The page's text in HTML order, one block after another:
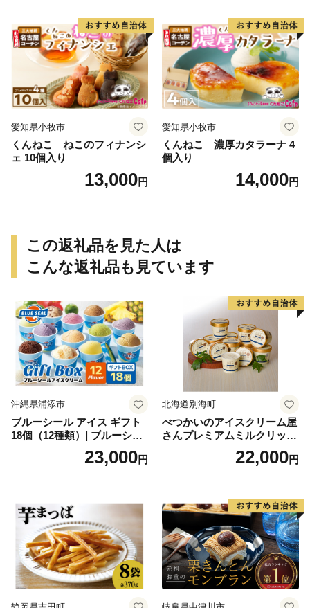
愛知県小牧市
くんねこ ねこのフィナンシ
ェ 10個入り
13,000円
愛知県小牧市
くんねこ 濃厚カタラーナ 4
個入り
14,000円
この返礼品を見た人は
こんな返礼品も見ています
沖縄県浦添市
ブルーシール アイス ギフト
18個（12種類）| ブルーシー
ルアイス ブルーシールアイ
スクリーム 着日指定可能 送
誕生日 カップ 詰め合わせ バ
ラエティ | バニラ チョコレー
ト ストロベリー ピスタチオ
バニラ＆クッキー ウベ 沖縄
紅イモ 塩ちんすこう 沖縄シ
ークヮーサー 沖縄黒糖 琉球
ロイヤルミルクティ 沖縄パ
イン
23,000円
北海道別海町
べつかいのアイスクリーム屋
さんプレミアムミルクリッチ
12個（AP-01）（ 北海道アイ
ス 北海道産アイス アイス ア
道産アイス 道産アイスクリ
ーム ギフト 詰合せ 詰め合わ
せ ふるさと納税 ）
22,000円